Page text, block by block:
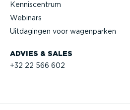
ADVIES & SALES
+32 22 566 602
Kennis­centrum
Webinars
Uitdagingen voor wagenparken